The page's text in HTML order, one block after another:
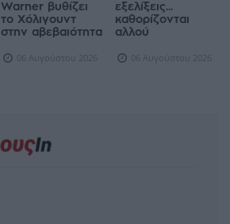
Warner βυθίζει
το Χόλιγουντ
στην αβεβαιότητα
06 Αυγούστου 2026
εξελίξεις...
καθορίζονται
αλλού
06 Αυγούστου 2026